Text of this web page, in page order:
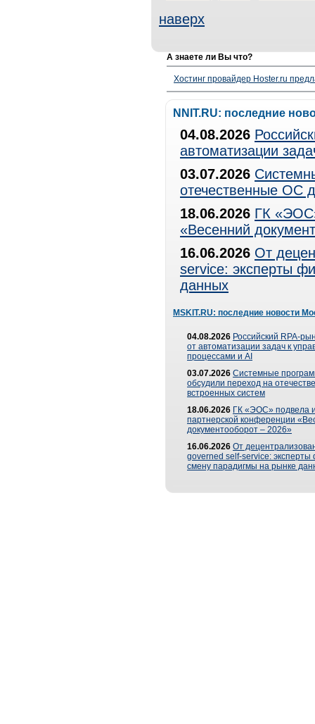
наверх
А знаете ли Вы что?
Хостинг провайдер Hoster.ru
NNIT.RU: последние
04.08.2026
автоматизации
03.07.2026
отечественные ОС
18.06.2026 ГК
«Весенний
16.06.2026 От
service: эксперты
данных
MSKIT.RU: последние новости
04.08.2026 Российский RPA-
от автоматизации задач к
процессами и AI
03.07.2026 Системные
обсудили переход на
встроенных систем
18.06.2026 ГК «ЭОС» подвела
партнерской конференции
документооборот – 2026»
16.06.2026 От
governed self-service: эксперты
смену парадигмы на рынке